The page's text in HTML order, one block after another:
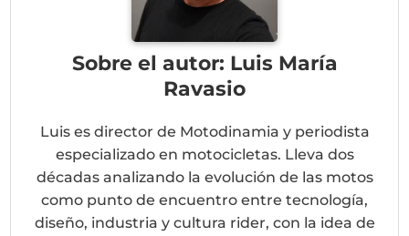
Sobre el autor: Luis María
Ravasio
Luis es director de Motodinamia y periodista
especializado en motocicletas. Lleva dos
décadas analizando la evolución de las motos
como punto de encuentro entre tecnología,
diseño, industria y cultura rider, con la idea de